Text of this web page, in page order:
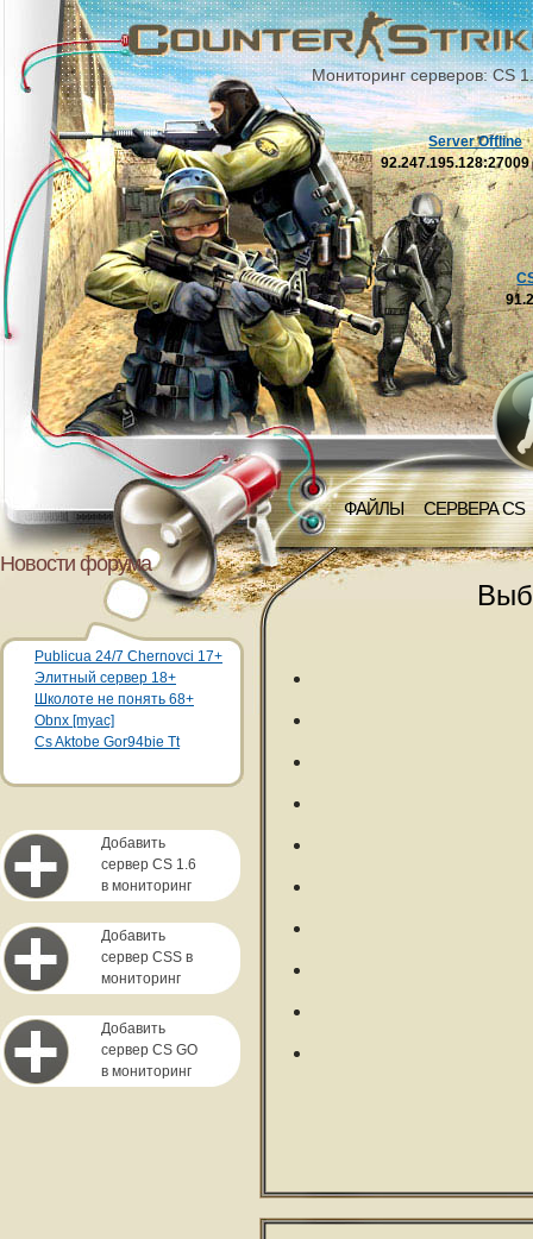
Мониторинг серверов: CS
ФАЙЛЫ СЕРВЕРА CS
Server Offline
92.247.195.128:27009
Новости форума
Publicua 24/7 Chernovci 17+
Элитный сервер 18+
Школоте не понять 68+
Obnx [myac]
Cs Aktobe Gor94bie Tt
Добавить
сервер CS 1.6
в мониторинг
Добавить
сервер CSS в
мониторинг
Добавить
сервер CS GO
в мониторинг